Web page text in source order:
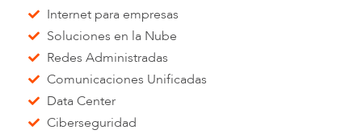
Internet para empresas
Soluciones en la Nube
Redes Administradas
Comunicaciones Unificadas
Data Center
Ciberseguridad